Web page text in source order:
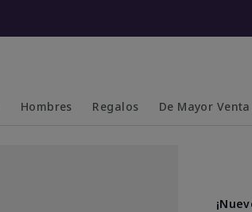
Hombres Regalos De Mayor Venta